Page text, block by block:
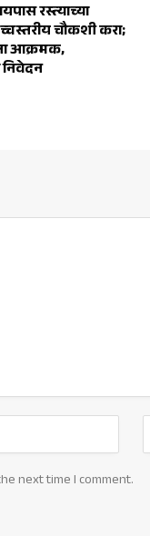
रस्त्याच्या
चौकशी करा;
आक्रमक,
निवेदन
next time I comment.